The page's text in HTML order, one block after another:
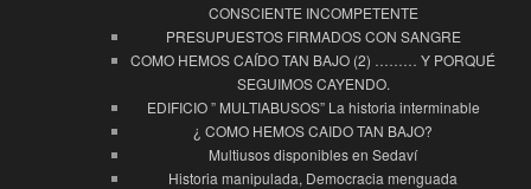
CONSCIENTE INCOMPETENTE
PRESUPUESTOS FIRMADOS CON SANGRE
COMO HEMOS CAÍDO TAN BAJO (2) ……… Y PORQUÉ
SEGUIMOS CAYENDO.
EDIFICIO ” MULTIABUSOS” La historia interminable
¿ COMO HEMOS CAIDO TAN BAJO?
Multiusos disponibles en Sedaví
Historia manipulada, Democracia menguada